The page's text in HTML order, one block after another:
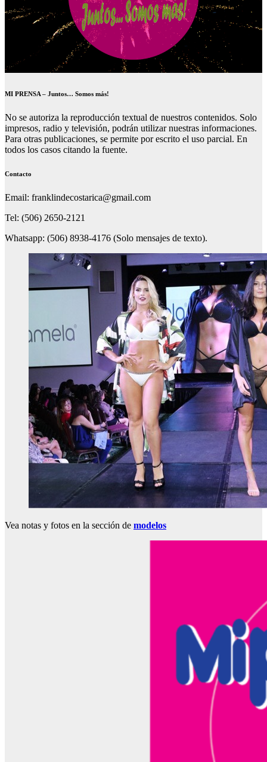
MI PRENSA – Juntos… Somos más!
No se autoriza la reproducción textual de nuestros contenidos. Solo
impresos, radio y televisión, podrán utilizar nuestras informaciones.
Para otras publicaciones, se permite por escrito el uso parcial. En
todos los casos citando la fuente.
Contacto
Email: franklindecostarica@gmail.com
Tel: (506) 2650-2121
Whatsapp: (506) 8938-4176 (Solo mensajes de texto).
Vea notas y fotos en la sección de modelos